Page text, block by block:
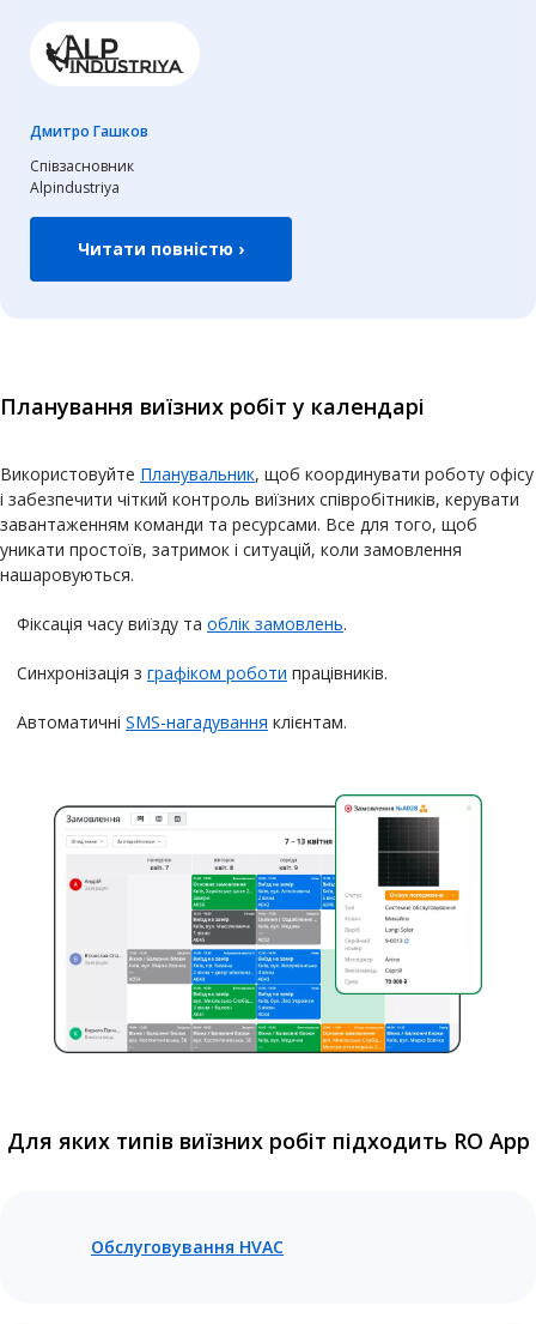
Дмитро Гашков
Співзасновник
Alpindustriya
Читати повністю ›
Планування виїзних робіт у календарі
Використовуйте Планувальник, щоб координувати роботу офісу
і забезпечити чіткий контроль виїзних співробітників, керувати
завантаженням команди та ресурсами. Все для того, щоб
уникати простоїв, затримок і ситуацій, коли замовлення
нашаровуються.
Фіксація часу виїзду та облік замовлень.
Синхронізація з графіком роботи працівників.
Автоматичні SMS-нагадування клієнтам.
Для яких типів виїзних робіт підходить RO App
Обслуговування HVAC